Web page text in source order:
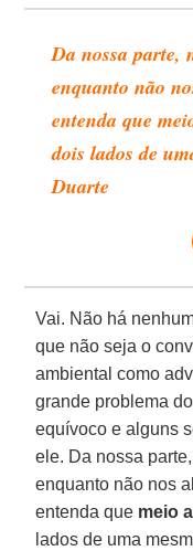
Da nossa parte,
enquanto não
entenda que
dois lados de
Duarte
Vai. Não há
que não seja o
ambiental como
grande problema
equívoco e alguns
ele. Da nossa
enquanto não nos
entenda que meio
lados de uma